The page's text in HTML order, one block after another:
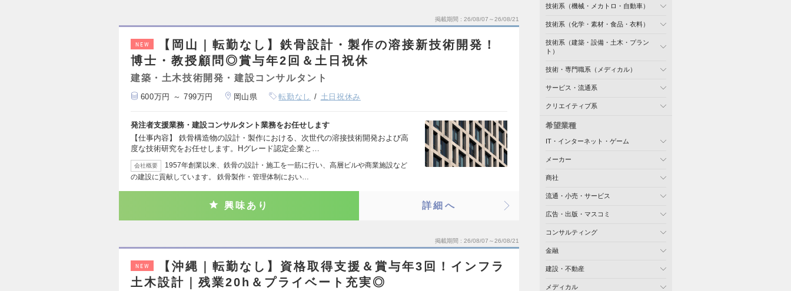
掲載期間 26/08/07～26/08/21
NEW
【岡山｜転勤なし】鉄骨設計・製作の溶接新技術開発！
博士・教授顧問◎賞与年2回＆土日祝休
建築・土木技術開発・建設コンサルタント
600万円 ～ 799万円 岡山県 転勤なし 土日祝休み
発注者支援業務・建設コンサルタント業務をお任せします
【仕事内容】 鉄骨構造物の設計・製作における、次世代の溶接技術開発および高
度な技術研究をお任せします。Hグレード認定企業と…
会社概要
1957年創業以来、鉄骨の設計・施工を一筋に行い、高層ビルや商業施設など
の建設に貢献しています。 鉄骨製作・管理体制におい…
興味あり 詳細へ
掲載期間 26/08/07～26/08/21
NEW
【沖縄｜転勤なし】資格取得支援＆賞与年3回！インフラ
土木設計｜残業20h＆プライベート充実◎
技術系（機械・メカトロ・自動車）
技術系（化学・素材・食品・衣料）
技術系（建築・設備・土木・プラン
ト）
技術・専門職系（メディカル）
サービス・流通系
クリエイティブ系
希望業種
IT・インターネット・ゲーム
メーカー
商社
流通・小売・サービス
広告・出版・マスコミ
コンサルティング
金融
建設・不動産
メディカル